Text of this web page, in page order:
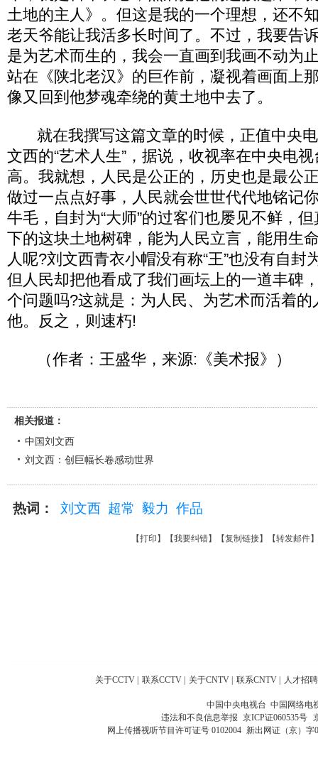
土地的主人》。但这是我的一个理想，还不
老天爷能让我活多长时间了。不过，我要告
是为艺术而生的，我会一直画到我画不动为
站在《陕北老汉》的巨作前，凝视着画面上
像又回到他梦魂牵绕的黄土地中去了。
就在我撰写这篇文章的时候，正值中央电
文西的“艺术人生”，据说，收视率在中央电
高。我就想，人民是公正的，历史也是最公
做过一点点好事，人民就会世世代代地铭记
牛毛，自封为“大师”的过客们也屡见不鲜，
下的这块土地树碑，能为人民立言，能用生
人呢?刘文西青衣小帽没有称“王”也没有自封
但人民却把他看成了我们画坛上的一道丰碑
个问题吗?这就是：为人民、为艺术而活着
他。反之，则速朽!
（作者：王盛华，来源:《美术报》）
相关报道：
中国刘文西
刘文西：创巨幅长卷感动世界
热词： 刘文西 超常 毅力 作品
【打印 】【我要纠错】【复制链接】【转发邮件
关于CCTV 联系CCTV 关于CNTV 联系CNTV 人才招聘
中国中央电视台 中国网络电
违法和不良信息举报 京ICP证060535号
网上传播视听节目许可证号 0102004 新出网证（京）